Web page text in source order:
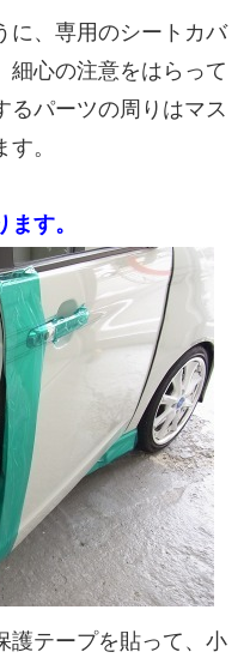
に、専用のシートカバ
細心の注意をはらって
るパーツの周りはマス
。
す。
護テープを貼って、小